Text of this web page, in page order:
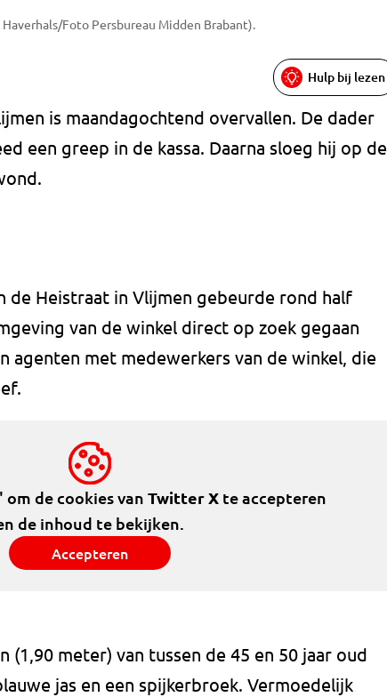
Foto Persbureau Midden Brabant).
Hulp bij lezen
is maandagochtend overvallen. De dader
een greep in de kassa. Daarna sloeg hij op de
de Heistraat in Vlijmen gebeurde rond half
van de winkel direct op zoek gegaan
agenten met medewerkers van de winkel, die
de cookies van Twitter Xte accepteren
de inhoud te bekijken.
Accepteren
(1,90 meter) van tussen de 45 en 50 jaar oud
jas en een spijkerbroek. Vermoedelijk